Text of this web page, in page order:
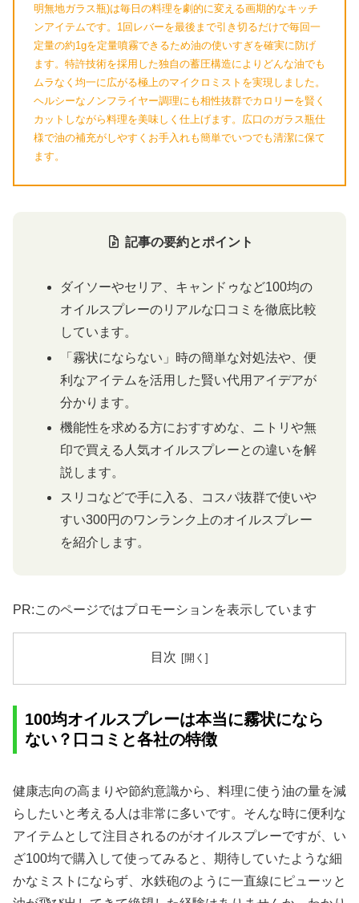
明無地ガラス瓶)は毎日の料理を劇的に変える画期的なキッチ
ンアイテムです。1回レバーを最後まで引き切るだけで毎回一
定量の約1gを定量噴霧できるため油の使いすぎを確実に防げ
ます。特許技術を採用した独自の蓄圧構造によりどんな油でも
ムラなく均一に広がる極上のマイクロミストを実現しました。
ヘルシーなノンフライヤー調理にも相性抜群でカロリーを賢く
カットしながら料理を美味しく仕上げます。広口のガラス瓶仕
様で油の補充がしやすくお手入れも簡単でいつでも清潔に保て
ます。
記事の要約とポイント
ダイソーやセリア、キャンドゥなど100均の
オイルスプレーのリアルな口コミを徹底比較
しています。
「霧状にならない」時の簡単な対処法や、便
利なアイテムを活用した賢い代用アイデアが
分かります。
機能性を求める方におすすめな、ニトリや無
印で買える人気オイルスプレーとの違いを解
説します。
スリコなどで手に入る、コスパ抜群で使いや
すい300円のワンランク上のオイルスプレー
を紹介します。
PR:このページではプロモーションを表示しています
目次
100均オイルスプレーは本当に霧状になら
ない？口コミと各社の特徴
健康志向の高まりや節約意識から、料理に使う油の量を減
らしたいと考える人は非常に多いです。そんな時に便利な
アイテムとして注目されるのがオイルスプレーですが、い
ざ100均で購入して使ってみると、期待していたような細
かなミストにならず、水鉄砲のように一直線にピューッと